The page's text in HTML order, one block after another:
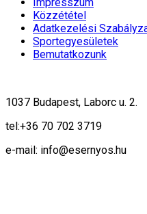
Közzététel
Adatkezelési
Sportegyesületek
Bemutatkozunk
1037 Budapest, Laborc u. 2.
tel:+36 70 702 3719
e-mail: info@esernyos.hu